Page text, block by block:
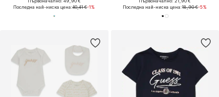
Последна най-ниска цена:40,41 €-1%
Последна най-ниска цена:18,90 €-5%